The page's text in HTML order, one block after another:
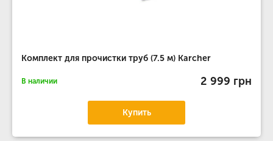
Комплект для прочистки труб (7.5 м) Karcher
В наличии 2 999 грн
Купить